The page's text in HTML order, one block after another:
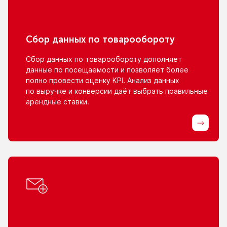
Сбор данных по товарообороту
Сбор данных по товарообороту дополняет
данные по посещаемости и позволяет более
полно провести оценку KPI. Анализ данных
по выручке и конверсии даёт выбрать правильные
арендные ставки.